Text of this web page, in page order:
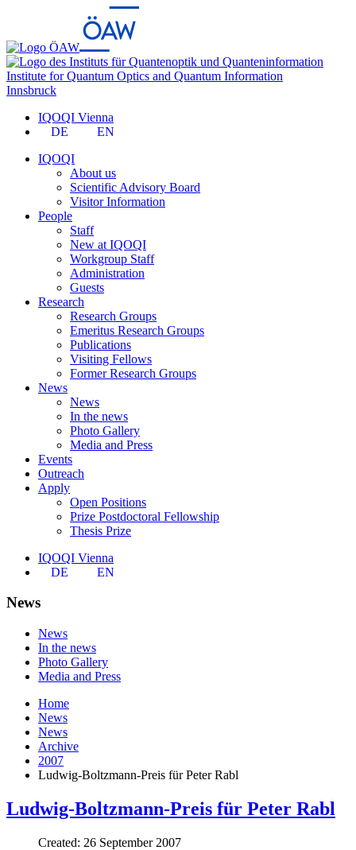
Institute for Quantum Optics and Quantum Information
Innsbruck
IQOQI Vienna
DE
EN
IQOQI
About us
Scientific Advisory Board
Visitor Information
People
Staff
New at IQOQI
Workgroup Staff
Administration
Guests
Research
Research Groups
Emeritus Research Groups
Publications
Visiting Fellows
Former Research Groups
News
News
In the news
Photo Gallery
Media and Press
Events
Outreach
Apply
Open Positions
Prize Postdoctoral Fellowship
Thesis Prize
IQOQI Vienna
DE
EN
News
News
In the news
Photo Gallery
Media and Press
Home
News
News
Archive
2007
Ludwig-Boltzmann-Preis für Peter Rabl
Ludwig-Boltzmann-Preis für Peter Rabl
Created: 26 September 2007